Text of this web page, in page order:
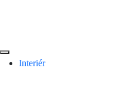
Interiér